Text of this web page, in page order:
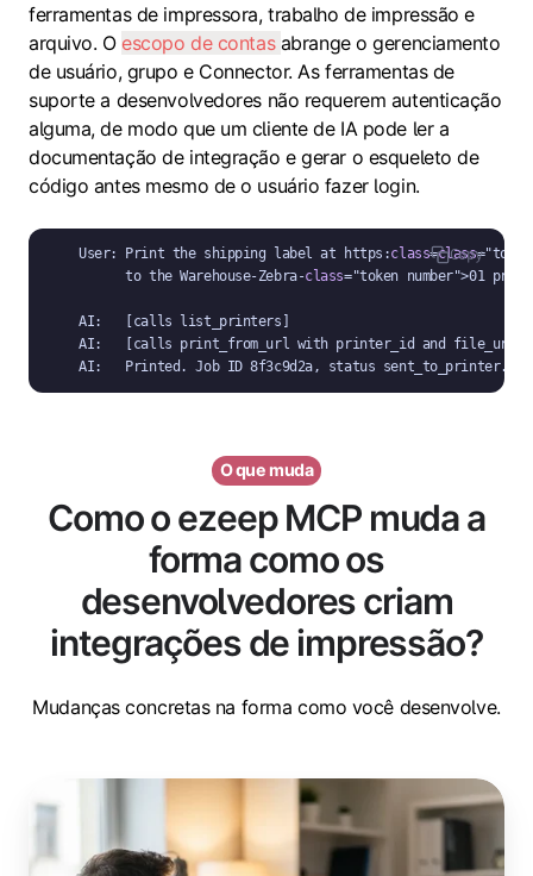
ferramentas de impressora, trabalho de impressão e
arquivo. O escopo de contas abrange o gerenciamento
de usuário, grupo e Connector. As ferramentas de
suporte a desenvolvedores não requerem autenticação
alguma, de modo que um cliente de IA pode ler a
documentação de integração e gerar o esqueleto de
código antes mesmo de o usuário fazer login.
Copy
User: Print the shipping label at https:class=class
      to the Warehouse-Zebra-
class="token number">01
AI:   [calls list_printers]
AI:   [calls print_from_url with printer_id and file_url]
AI:   Printed. Job ID 8f3c9d2a, status sent_to_printer.
O que muda
Como o ezeep MCP muda a
forma como os
desenvolvedores criam
integrações de impressão?
Mudanças concretas na forma como você desenvolve.